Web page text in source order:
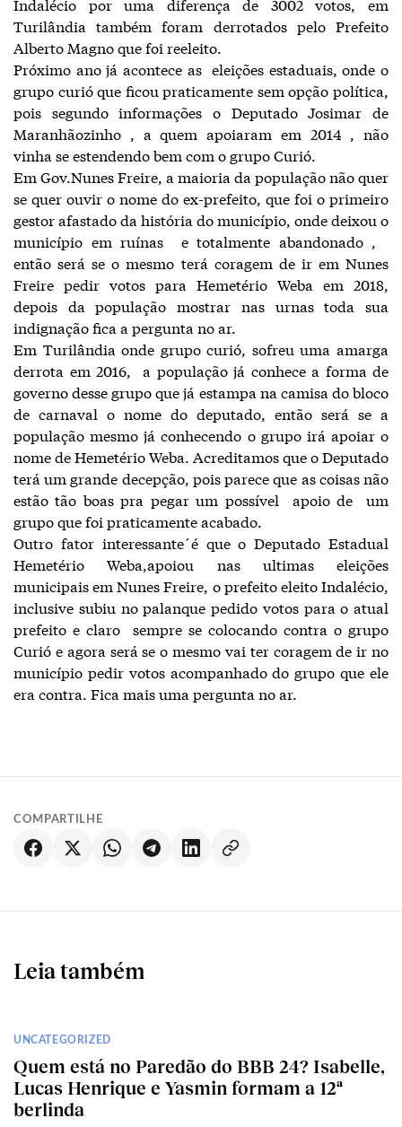
Turilândia também foram derrotados pelo Prefeito
Alberto Magno que foi reeleito.
Próximo ano já acontece as eleições estaduais, onde o
grupo curió que ficou praticamente sem opção política,
pois segundo informações o Deputado Josimar de
Maranhãozinho , a quem apoiaram em 2014 , não
vinha se estendendo bem com o grupo Curió.
Em Gov.Nunes Freire, a maioria da população não quer
se quer ouvir o nome do ex-prefeito, que foi o primeiro
gestor afastado da história do município, onde deixou o
município em ruínas e totalmente abandonado ,
então será se o mesmo terá coragem de ir em Nunes
Freire pedir votos para Hemetério Weba em 2018,
depois da população mostrar nas urnas toda sua
indignação fica a pergunta no ar.
Em Turilândia onde grupo curió, sofreu uma amarga
derrota em 2016, a população já conhece a forma de
governo desse grupo que já estampa na camisa do bloco
de carnaval o nome do deputado, então será se a
população mesmo já conhecendo o grupo irá apoiar o
nome de Hemetério Weba. Acreditamos que o Deputado
terá um grande decepção, pois parece que as coisas não
estão tão boas pra pegar um possível apoio de um
grupo que foi praticamente acabado.
Outro fator interessante´é que o Deputado Estadual
Hemetério Weba,apoiou nas ultimas eleições
municipais em Nunes Freire, o prefeito eleito Indalécio,
inclusive subiu no palanque pedido votos para o atual
prefeito e claro sempre se colocando contra o grupo
Curió e agora será se o mesmo vai ter coragem de ir no
município pedir votos acompanhado do grupo que ele
era contra. Fica mais uma pergunta no ar.
COMPARTILHE
Leia também
UNCATEGORIZED
Quem está no Paredão do BBB 24? Isabelle,
Lucas Henrique e Yasmin formam a 12ª
berlinda